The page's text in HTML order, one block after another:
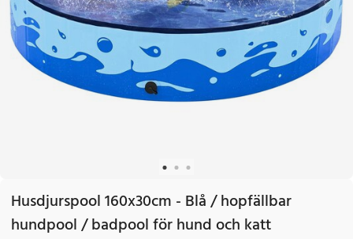
Husdjurspool 160x30cm - Blå / hopfällbar
hundpool / badpool för hund och katt